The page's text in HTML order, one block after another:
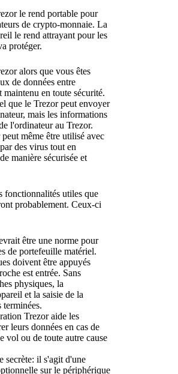
le rend portable pour
de crypto-monnaie. La
le rend attrayant pour les
protéger.
alors que vous êtes
de données entre
maintenu en toute sécurité.
que le Trezor peut envoyer
mais les informations
l'ordinateur au Trezor.
même être utilisé avec
des virus tout en
manière sécurisée et
fonctionnalités utiles que
probablement. Ceux-ci
être une norme pour
de portefeuille matériel.
doivent être appuyés
est entrée. Sans
physiques, la
et la saisie de la
terminées.
Trezor aide les
leurs données en cas de
vol ou de toute autre cause
secrète: il s'agit d'une
sur le périphérique